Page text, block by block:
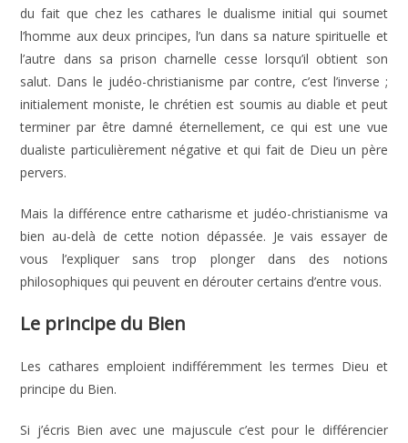
du fait que chez les cathares le dualisme initial qui soumet
l’homme aux deux principes, l’un dans sa nature spirituelle et
l’autre dans sa prison charnelle cesse lorsqu’il obtient son
salut. Dans le judéo-christianisme par contre, c’est l’inverse ;
initialement moniste, le chrétien est soumis au diable et peut
terminer par être damné éternellement, ce qui est une vue
dualiste particulièrement négative et qui fait de Dieu un père
pervers.
Mais la différence entre catharisme et judéo-christianisme va
bien au-delà de cette notion dépassée. Je vais essayer de
vous l’expliquer sans trop plonger dans des notions
philosophiques qui peuvent en dérouter certains d’entre vous.
Le principe du Bien
Les cathares emploient indifféremment les termes Dieu et
principe du Bien.
Si j’écris Bien avec une majuscule c’est pour le différencier